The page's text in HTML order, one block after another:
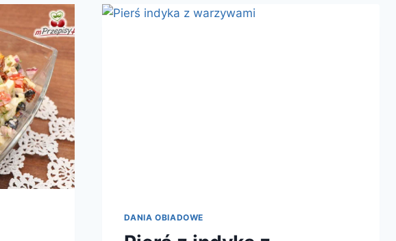
DANIA OBIADOWE